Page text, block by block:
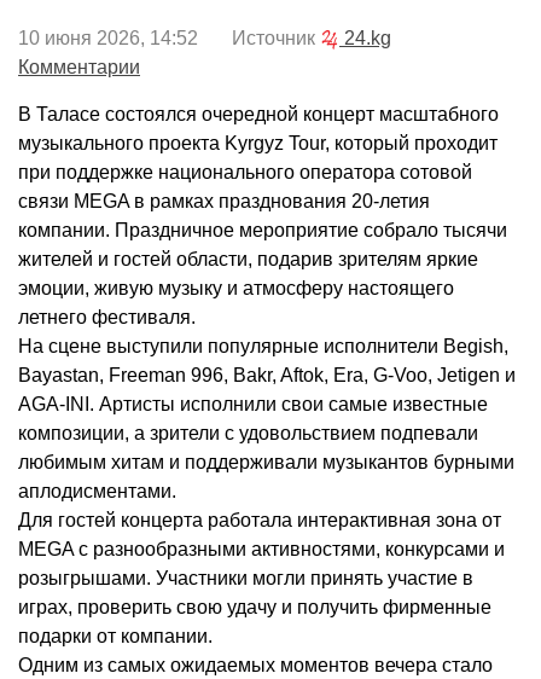
10 июня 2026, 14:52 Источник
24.kg
Комментарии
В Таласе состоялся очередной концерт масштабного
музыкального проекта Kyrgyz Tour, который проходит
при поддержке национального оператора сотовой
связи MEGA в рамках празднования 20-летия
компании. Праздничное мероприятие собрало тысячи
жителей и гостей области, подарив зрителям яркие
эмоции, живую музыку и атмосферу настоящего
летнего фестиваля.
На сцене выступили популярные исполнители Begish,
Bayastan, Freeman 996, Bakr, Aftok, Era, G-Voo, Jetigen и
AGA-INI. Артисты исполнили свои самые известные
композиции, а зрители с удовольствием подпевали
любимым хитам и поддерживали музыкантов бурными
аплодисментами.
Для гостей концерта работала интерактивная зона от
MEGA с разнообразными активностями, конкурсами и
розыгрышами. Участники могли принять участие в
играх, проверить свою удачу и получить фирменные
подарки от компании.
Одним из самых ожидаемых моментов вечера стало